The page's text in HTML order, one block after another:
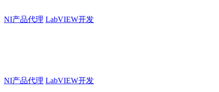
NI产品代理 LabVIEW开发
NI产品代理 LabVIEW开发